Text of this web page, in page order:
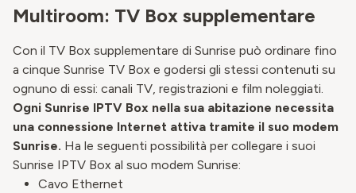
Multiroom: TV Box supplementare
Con il TV Box supplementare di Sunrise può ordinare fino
a cinque Sunrise TV Box e godersi gli stessi contenuti su
ognuno di essi: canali TV, registrazioni e film noleggiati.
Ogni Sunrise IPTV Box nella sua abitazione necessita
una connessione Internet attiva tramite il suo modem
Sunrise. Ha le seguenti possibilità per collegare i suoi
Sunrise IPTV Box al suo modem Sunrise:
Cavo Ethernet